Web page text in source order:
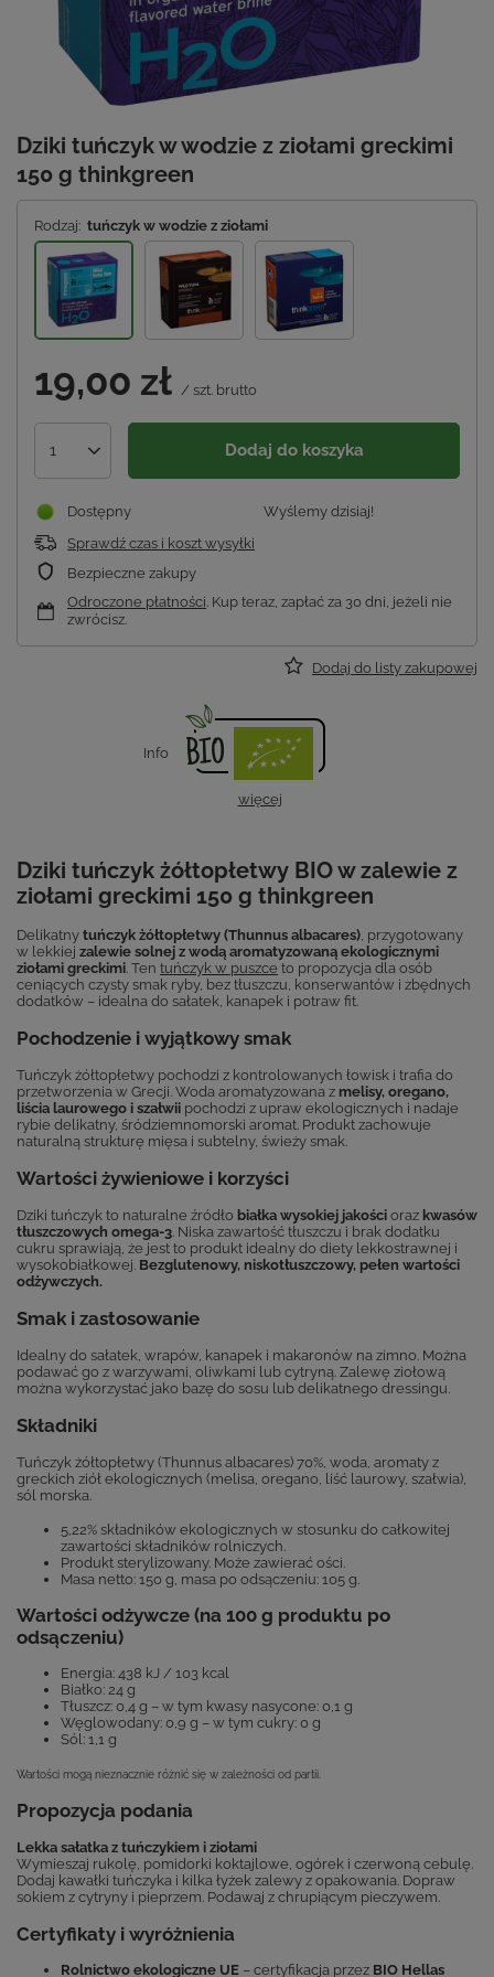
Dziki tuńczyk w wodzie z ziołami greckimi
150 g thinkgreen
Rodzaj: tuńczyk w wodzie z ziołami
19,00 zł / szt. brutto
1 Dodaj do koszyka
Wyślemy dzisiaj!
Dostępny
Sprawdź czas i koszt wysyłki
Bezpieczne zakupy
Odroczone płatności . Kup teraz, zapłać za 30 dni, jeżeli nie
zwrócisz.
Dodaj do listy zakupowej
Info
więcej
Dziki tuńczyk żółtopłetwy BIO w zalewie z
ziołami greckimi 150 g thinkgreen
Delikatny tuńczyk żółtopłetwy (Thunnus albacares) , przygotowany
w lekkiej zalewie solnej z wodą aromatyzowaną ekologicznymi
ziołami greckimi . Ten tuńczyk w puszce to propozycja dla osób
ceniących czysty smak ryby, bez tłuszczu, konserwantów i zbędnych
dodatków – idealna do sałatek, kanapek i potraw fit.
Pochodzenie i wyjątkowy smak
Tuńczyk żółtopłetwy pochodzi z kontrolowanych łowisk i trafia do
przetworzenia w Grecji. Woda aromatyzowana z melisy, oregano,
liścia laurowego i szałwii pochodzi z upraw ekologicznych i nadaje
rybie delikatny, śródziemnomorski aromat. Produkt zachowuje
naturalną strukturę mięsa i subtelny, świeży smak.
Wartości żywieniowe i korzyści
Dziki tuńczyk to naturalne źródło białka wysokiej jakości oraz kwasów
tłuszczowych omega-3 . Niska zawartość tłuszczu i brak dodatku
cukru sprawiają, że jest to produkt idealny do diety lekkostrawnej i
wysokobiałkowej. Bezglutenowy, niskotłuszczowy, pełen wartości
odżywczych.
Smak i zastosowanie
Idealny do sałatek, wrapów, kanapek i makaronów na zimno. Można
podawać go z warzywami, oliwkami lub cytryną. Zalewę ziołową
można wykorzystać jako bazę do sosu lub delikatnego dressingu.
Składniki
Tuńczyk żółtopłetwy (Thunnus albacares) 70%, woda, aromaty z
greckich ziół ekologicznych (melisa, oregano, liść laurowy, szałwia),
sól morska.
5,22% składników ekologicznych w stosunku do całkowitej
zawartości składników rolniczych.
Produkt sterylizowany. Może zawierać ości.
Masa netto: 150 g, masa po odsączeniu: 105 g.
Wartości odżywcze (na 100 g produktu po
odsączeniu)
Energia: 438 kJ / 103 kcal
Białko: 24 g
Tłuszcz: 0,4 g – w tym kwasy nasycone: 0,1 g
Węglowodany: 0,9 g – w tym cukry: 0 g
Sól: 1,1 g
Wartości mogą nieznacznie różnić się w zależności od partii.
Propozycja podania
Lekka sałatka z tuńczykiem i ziołami
Wymieszaj rukolę, pomidorki koktajlowe, ogórek i czerwoną cebulę.
Dodaj kawałki tuńczyka i kilka łyżek zalewy z opakowania. Dopraw
sokiem z cytryny i pieprzem. Podawaj z chrupiącym pieczywem.
Certyfikaty i wyróżnienia
Rolnictwo ekologiczne UE – certyfikacja przez BIO Hellas